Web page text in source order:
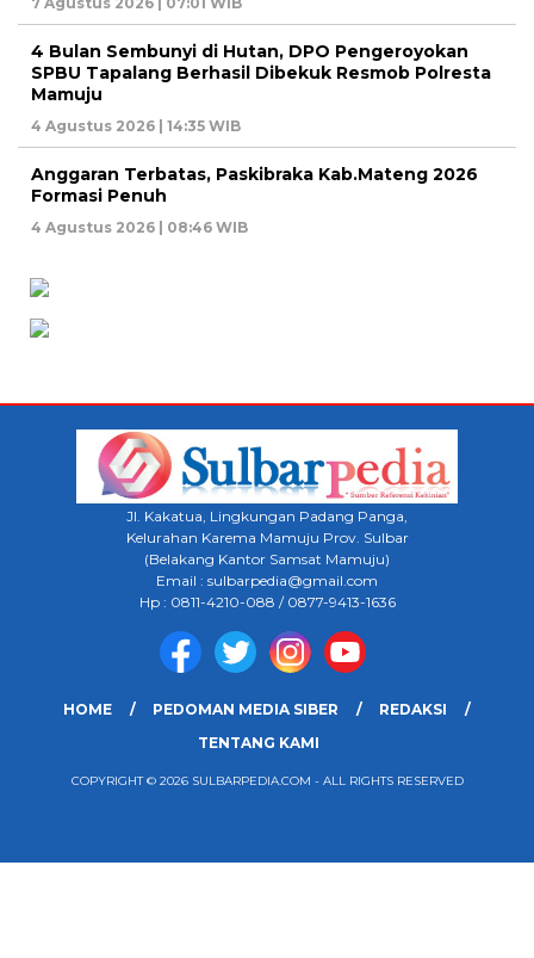
4 Bulan Sembunyi di Hutan, DPO Pengeroyokan
SPBU Tapalang Berhasil Dibekuk Resmob Polresta
Mamuju
4 Agustus 2026 | 14:35 WIB
Anggaran Terbatas, Paskibraka Kab.Mateng 2026
Formasi Penuh
4 Agustus 2026 | 08:46 WIB
Jl. Kakatua, Lingkungan Padang Panga,
Kelurahan Karema Mamuju Prov. Sulbar
(Belakang Kantor Samsat Mamuju)
Email : sulbarpedia@gmail.com
Hp : 0811-4210-088 / 0877-9413-1636
HOME PEDOMAN MEDIA SIBER
REDAKSI
TENTANG KAMI
COPYRIGHT © 2026 SULBARPEDIA.COM - ALL RIGHTS RESERVED